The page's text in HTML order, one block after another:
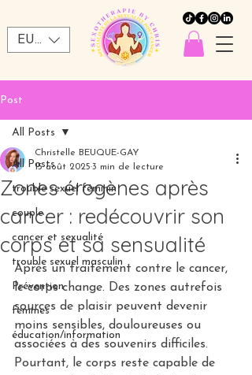
EUR (€)
Post
All Posts
trouble sexuel féminin
couple
cancer et sexualité
trouble sexuel masculin
Prévention
femmes
éducation/information
All Posts
Zones érogènes après
cancer : redécouvrir son
corps et sa sensualité
Christelle BEUQUE-GAY
15 août 2025 3 min de lecture
Après un traitement contre le cancer,
le corps change. Des zones autrefois
sources de plaisir peuvent devenir
moins sensibles, douloureuses ou
associées à des souvenirs difficiles.
Pourtant, le corps reste capable de